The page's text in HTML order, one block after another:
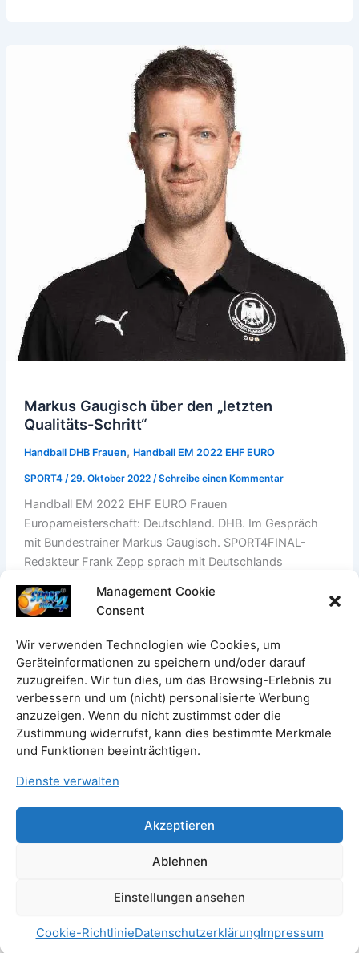
Management Cookie
Consent
Wir verwenden Technologien wie Cookies, um
Geräteinformationen zu speichern und/oder darauf
zuzugreifen. Wir tun dies, um das Browsing-Erlebnis zu
verbessern und um (nicht) personalisierte Werbung
anzuzeigen. Wenn du nicht zustimmst oder die
Zustimmung widerrufst, kann dies bestimmte Merkmale
und Funktionen beeinträchtigen.
Dienste verwalten
Akzeptieren
Ablehnen
Einstellungen ansehen
Cookie-RichtlinieDatenschutzerklärungImpressum
Markus Gaugisch über den „letzten
Qualitäts-Schritt“
Handball DHB Frauen, Handball EM 2022 EHF EURO
SPORT4 /29. Oktober 2022 /Schreibe einen Kommentar
Handball EM 2022 EHF EURO Frauen
Europameisterschaft: Deutschland. DHB. Im Gespräch
mit Bundestrainer Markus Gaugisch. SPORT4FINAL-
Redakteur Frank Zepp sprach mit Deutschlands
Vorbereitungs-Lehrgangs auf die Handball EHF EURO
der Frauen in Slowenien, Nordmazedonien und
Montenegro. Die Sehnsucht nach dem Halbfinale oder
nach Medaillen bei Deutschlands Handball-
Nationalmannschaften der Frauen und Männern ist sehr
Markus
Gaugisch
über
„letzten
Qualitäts-
Beitrag lesen »
1 2 Weiter→
Copyright © 2026 SPORT4 | Präsentiert von